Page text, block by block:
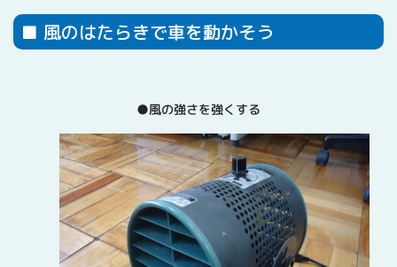
■ 風のはたらきで車を動かそう
●風の強さを強くする